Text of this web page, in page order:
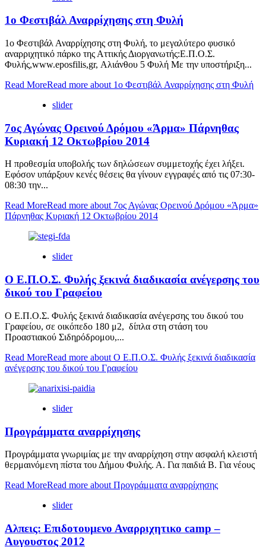
1ο Φεστιβάλ Αναρρίχησης στη Φυλή
1ο Φεστιβάλ Αναρρίχησης στη Φυλή, το μεγαλύτερο φυσικό
αναρριχητικό πάρκο της Αττικής Διοργανωτής:Ε.Π.Ο.Σ.
Φυλής,www.eposfilis,gr, Αλιάνθου 5 Φυλή Με την υποστήριξη...
Read MoreRead more about 1ο Φεστιβάλ Αναρρίχησης στη Φυλή
slider
7ος Αγώνας Ορεινού Δρόμου «Άρμα» Πάρνηθας
Κυριακή 12 Οκτωβρίου 2014
Η προθεσμία υποβολής των δηλώσεων συμμετοχής έχει λήξει.
Εφόσον υπάρξουν κενές θέσεις θα γίνουν εγγραφές από τις 07:30-
08:30 την...
Read MoreRead more about 7ος Αγώνας Ορεινού Δρόμου «Άρμα»
Πάρνηθας Κυριακή 12 Οκτωβρίου 2014
slider
Ο Ε.Π.Ο.Σ. Φυλής ξεκινά διαδικασία ανέγερσης του
δικού του Γραφείου
Ο Ε.Π.Ο.Σ. Φυλής ξεκινά διαδικασία ανέγερσης του δικού του
Γραφείου, σε οικόπεδο 180 μ2, δίπλα στη στάση του
Προαστιακού Σιδηρόδρομου,...
Read MoreRead more about Ο Ε.Π.Ο.Σ. Φυλής ξεκινά διαδικασία
ανέγερσης του δικού του Γραφείου
slider
Προγράμματα αναρρίχησης
Προγράμματα γνωριμίας με την αναρρίχηση στην ασφαλή κλειστή
θερμαινόμενη πίστα του Δήμου Φυλής. Α. Για παιδιά Β. Για νέους
Read MoreRead more about Προγράμματα αναρρίχησης
slider
Αλπεις: Επιδοτουμενο Αναρριχητικο camp –
Αυγουστος 2012